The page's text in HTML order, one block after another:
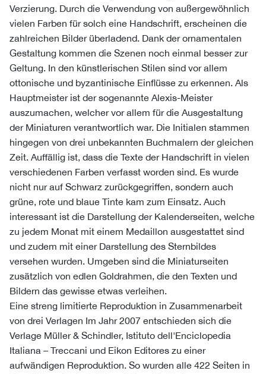
Verzierung. Durch die Verwendung von außergewöhnlich
vielen Farben für solch eine Handschrift, erscheinen die
zahlreichen Bilder überladend. Dank der ornamentalen
Gestaltung kommen die Szenen noch einmal besser zur
Geltung. In den künstlerischen Stilen sind vor allem
ottonische und byzantinische Einflüsse zu erkennen. Als
Hauptmeister ist der sogenannte Alexis-Meister
auszumachen, welcher vor allem für die Ausgestaltung
der Miniaturen verantwortlich war. Die Initialen stammen
hingegen von drei unbekannten Buchmalern der gleichen
Zeit. Auffällig ist, dass die Texte der Handschrift in vielen
verschiedenen Farben verfasst worden sind. Es wurde
nicht nur auf Schwarz zurückgegriffen, sondern auch
grüne, rote und blaue Tinte kam zum Einsatz. Auch
interessant ist die Darstellung der Kalenderseiten, welche
zu jedem Monat mit einem Medaillon ausgestattet sind
und zudem mit einer Darstellung des Sternbildes
versehen wurden. Umgeben sind die Miniaturseiten
zusätzlich von edlen Goldrahmen, die den Texten und
Bildern das gewisse etwas verleihen.
Eine streng limitierte Reproduktion in Zusammenarbeit
von drei Verlagen Im Jahr 2007 entschieden sich die
Verlage Müller & Schindler, Istituto dell'Enciclopedia
Italiana – Treccani und Eikon Editores zu einer
aufwändigen Reproduktion. So wurden alle 422 Seiten in